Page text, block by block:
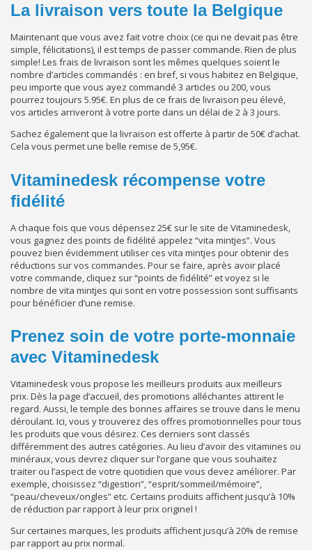
La livraison vers toute la Belgique
Maintenant que vous avez fait votre choix (ce qui ne devait pas être
simple, félicitations), il est temps de passer commande. Rien de plus
simple! Les frais de livraison sont les mêmes quelques soient le
nombre d’articles commandés : en bref, si vous habitez en Belgique,
peu importe que vous ayez commandé 3 articles ou 200, vous
pourrez toujours 5.95€. En plus de ce frais de livraison peu élevé,
vos articles arriveront à votre porte dans un délai de 2 à 3 jours.
Sachez également que la livraison est offerte à partir de 50€ d’achat.
Cela vous permet une belle remise de 5,95€.
Vitaminedesk récompense votre
fidélité
A chaque fois que vous dépensez 25€ sur le site de Vitaminedesk,
vous gagnez des points de fidélité appelez “vita mintjes”. Vous
pouvez bien évidemment utiliser ces vita mintjes pour obtenir des
réductions sur vos commandes. Pour se faire, après avoir placé
votre commande, cliquez sur “points de fidélité” et voyez si le
nombre de vita mintjes qui sont en votre possession sont suffisants
pour bénéficier d’une remise.
Prenez soin de votre porte-monnaie
avec Vitaminedesk
Vitaminedesk vous propose les meilleurs produits aux meilleurs
prix. Dès la page d’accueil, des promotions alléchantes attirent le
regard. Aussi, le temple des bonnes affaires se trouve dans le menu
déroulant. Ici, vous y trouverez des offres promotionnelles pour tous
les produits que vous désirez. Ces derniers sont classés
différemment des autres catégories. Au lieu d’avoir des vitamines ou
minéraux, vous devrez cliquer sur l’organe que vous souhaitez
traiter ou l’aspect de votre quotidien que vous devez améliorer. Par
exemple, choisissez “digestion”, “esprit/sommeil/mémoire”,
“peau/cheveux/ongles” etc. Certains produits affichent jusqu’à 10%
de réduction par rapport à leur prix originel !
Sur certaines marques, les produits affichent jusqu’à 20% de remise
par rapport au prix normal.